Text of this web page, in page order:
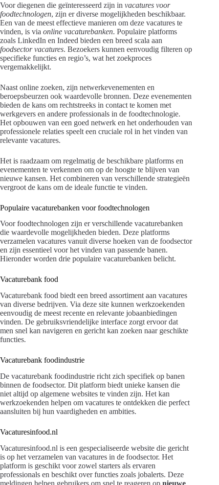
Voor diegenen die geïnteresseerd zijn in vacatures voor
foodtechnologen, zijn er diverse mogelijkheden beschikbaar.
Een van de meest effectieve manieren om deze vacatures te
vinden, is via online vacaturebanken. Populaire platforms
zoals LinkedIn en Indeed bieden een breed scala aan
foodsector vacatures. Bezoekers kunnen eenvoudig filteren op
specifieke functies en regio’s, wat het zoekproces
vergemakkelijkt.
Naast online zoeken, zijn netwerkevenementen en
beroepsbeurzen ook waardevolle bronnen. Deze evenementen
bieden de kans om rechtstreeks in contact te komen met
werkgevers en andere professionals in de foodtechnologie.
Het opbouwen van een goed netwerk en het onderhouden van
professionele relaties speelt een cruciale rol in het vinden van
relevante vacatures.
Het is raadzaam om regelmatig de beschikbare platforms en
evenementen te verkennen om op de hoogte te blijven van
nieuwe kansen. Het combineren van verschillende strategieën
vergroot de kans om de ideale functie te vinden.
Populaire vacaturebanken voor foodtechnologen
Voor foodtechnologen zijn er verschillende vacaturebanken
die waardevolle mogelijkheden bieden. Deze platforms
verzamelen vacatures vanuit diverse hoeken van de foodsector
en zijn essentieel voor het vinden van passende banen.
Hieronder worden drie populaire vacaturebanken belicht.
Vacaturebank food
Vacaturebank food biedt een breed assortiment aan vacatures
van diverse bedrijven. Via deze site kunnen werkzoekenden
eenvoudig de meest recente en relevante jobaanbiedingen
vinden. De gebruiksvriendelijke interface zorgt ervoor dat
men snel kan navigeren en gericht kan zoeken naar geschikte
functies.
Vacaturebank foodindustrie
De vacaturebank foodindustrie richt zich specifiek op banen
binnen de foodsector. Dit platform biedt unieke kansen die
niet altijd op algemene websites te vinden zijn. Het kan
werkzoekenden helpen om vacatures te ontdekken die perfect
aansluiten bij hun vaardigheden en ambities.
Vacaturesinfood.nl
Vacaturesinfood.nl is een gespecialiseerde website die gericht
is op het verzamelen van vacatures in de foodsector. Het
platform is geschikt voor zowel starters als ervaren
professionals en beschikt over functies zoals jobalerts. Deze
meldingen helpen gebruikers om snel te reageren op nieuwe